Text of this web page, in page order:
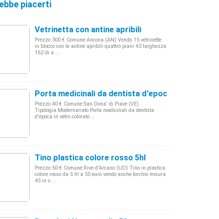
piacerti
Vetrinetta con antine apribili
Prezzo:300 € Comune:Ancona (AN) Vendo 15 vetrinette
in blocco con le antine apribili quattro piani 43 larghezza
162 di a ...
Porta medicinali da dentista d'epoca
Prezzo:40 € Comune:San Dona' di Piave (VE)
Tipologia:Modernariato Porta medicinali da dentista
d'epoca in vetro colorato ...
Tino plastica colore rosso 5hl
Prezzo:50 € Comune:Rive d'Arcano (UD) Tino in plastica
colore rosso da 5 hl a 50 euro vendo anche torchio misura
45 in o ...